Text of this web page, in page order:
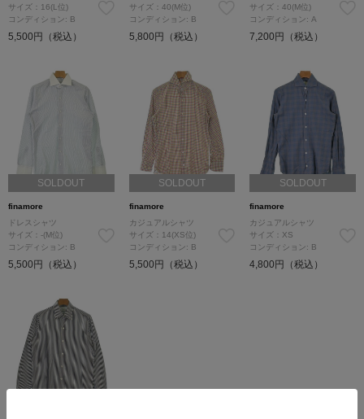
サイズ：16(L位)
コンディション: B
5,500円（税込）
サイズ：40(M位)
コンディション: B
5,800円（税込）
サイズ：40(M位)
コンディション: A
7,200円（税込）
SOLDOUT
finamore
ドレスシャツ
サイズ：-(M位)
コンディション: B
5,500円（税込）
SOLDOUT
finamore
カジュアルシャツ
サイズ：14(XS位)
コンディション: B
5,500円（税込）
SOLDOUT
finamore
カジュアルシャツ
サイズ：XS
コンディション: B
4,800円（税込）